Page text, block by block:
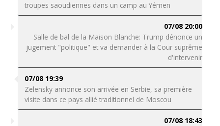
troupes saoudiennes dans un camp au Yémen
07/08 20:00
Salle de bal de la Maison Blanche: Trump dénonce un
jugement "politique" et va demander à la Cour suprême
d'intervenir
07/08 19:39
Zelensky annonce son arrivée en Serbie, sa première
visite dans ce pays allié traditionnel de Moscou
07/08 18:43